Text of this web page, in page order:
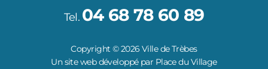
Tel. 04 68 78 60 89
Copyright © 2026 Ville de Trèbes
Un site web développé par Place du Village